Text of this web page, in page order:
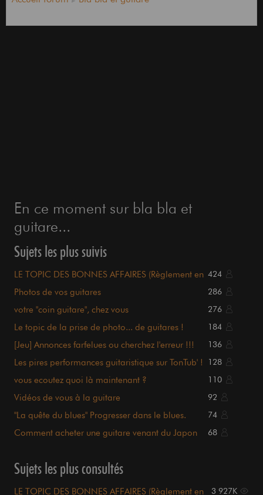
En ce moment sur bla bla et
guitare...
Sujets les plus suivis
LE TOPIC DES BONNES AFFAIRES (Règlement en 424
Photos de vos guitares 286
votre "coin guitare", chez vous 276
Le topic de la prise de photo... de guitares ! 184
[Jeu] Annonces farfelues ou cherchez l'erreur !!! 136
Les pires performances guitaristique sur TonTub' ! 128
vous ecoutez quoi là maintenant ? 110
Vidéos de vous à la guitare 92
"La quête du blues" Progresser dans le blues. 74
Comment acheter une guitare venant du Japon
68
Sujets les plus consultés
LE TOPIC DES BONNES AFFAIRES (Règlement en
3 927K